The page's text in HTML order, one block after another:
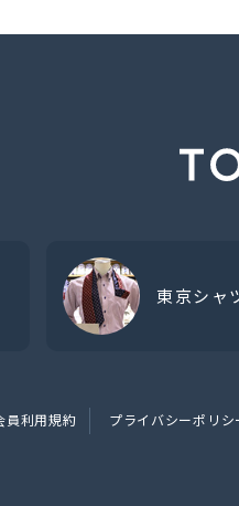
東京シャ
員利用規約 プライバシーポリシ